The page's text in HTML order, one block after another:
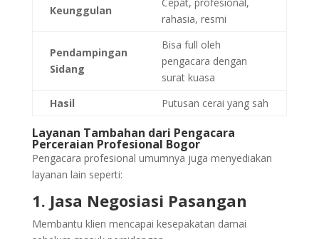
Keunggulan
rahasia, resmi
Pendampingan
Sidang
Bisa full oleh
pengacara dengan
surat kuasa
Hasil
Putusan cerai yang sah
Layanan Tambahan dari Pengacara
Perceraian Profesional Bogor
Pengacara profesional umumnya juga menyediakan
layanan lain seperti:
1. Jasa Negosiasi Pasangan
Membantu klien mencapai kesepakatan damai